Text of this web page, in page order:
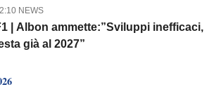
NEWS
| Albon ammette:”Sviluppi inefficaci,
già al 2027”